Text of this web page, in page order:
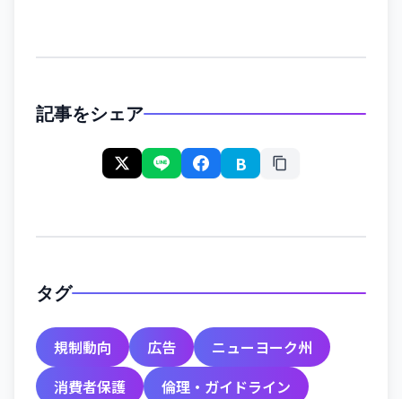
記事をシェア
B
タグ
規制動向 広告
ニューヨーク州
消費者保護
倫理・ガイドライン